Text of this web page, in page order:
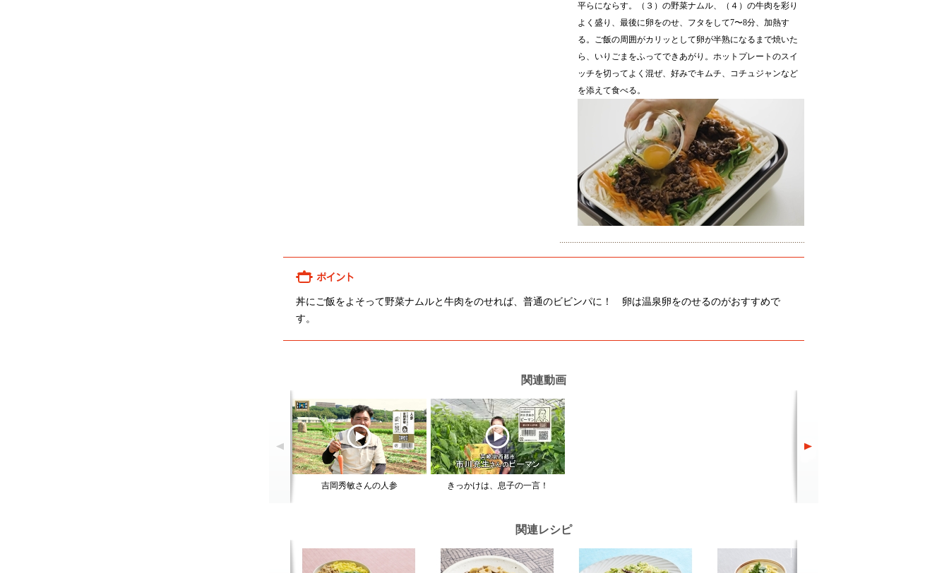
平らにならす。（３）の野菜ナムル、（４）の牛肉を彩り
よく盛り、最後に卵をのせ、フタをして7〜8分、加熱す
る。ご飯の周囲がカリッとして卵が半熟になるまで焼いた
ら、いりごまをふってできあがり。ホットプレートのスイ
ッチを切ってよく混ぜ、好みでキムチ、コチュジャンなど
を添えて食べる。
丼にご飯をよそって野菜ナムルと牛肉をのせれば、普通のビビンパに！ 卵は温泉卵をのせるのがおすすめで
す。
関連動画
吉岡秀敏さんの人参 きっかけは、息子の一言！
関連レシピ